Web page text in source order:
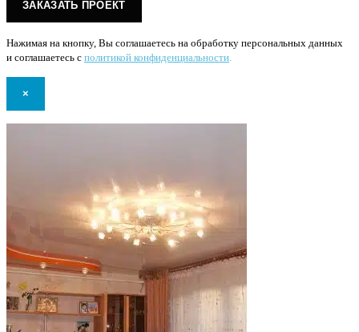
Нажимая на кнопку, Вы соглашаетесь на обработку персональных данных
и соглашаетесь с политикой конфиденциальности
×